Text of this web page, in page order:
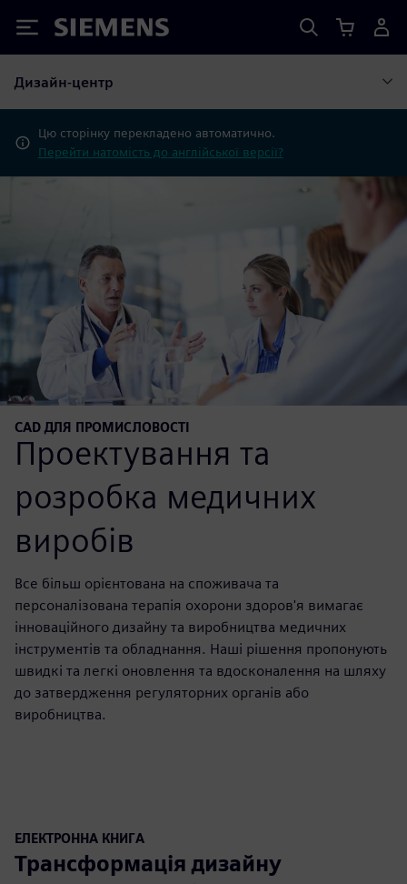
Siemens
Дизайн-центр
Цю сторінку перекладено автоматично.
Перейти натомість до англійської версії?
CAD ДЛЯ ПРОМИСЛОВОСТІ
Проектування та
розробка медичних
виробів
Все більш орієнтована на споживача та
персоналізована терапія охорони здоров'я вимагає
інноваційного дизайну та виробництва медичних
інструментів та обладнання. Наші рішення пропонують
швидкі та легкі оновлення та вдосконалення на шляху
до затвердження регуляторних органів або
виробництва.
ЕЛЕКТРОННА КНИГА
Трансформація дизайну